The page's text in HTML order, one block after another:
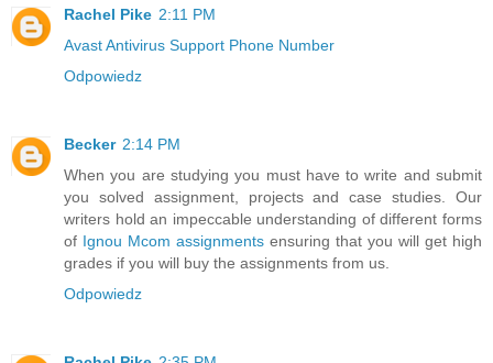
Rachel Pike 2:11 PM
Avast Antivirus Support Phone Number
Odpowiedz
Becker 2:14 PM
When you are studying you must have to write and submit
you solved assignment, projects and case studies. Our
writers hold an impeccable understanding of different forms
of Ignou Mcom assignments ensuring that you will get high
grades if you will buy the assignments from us.
Odpowiedz